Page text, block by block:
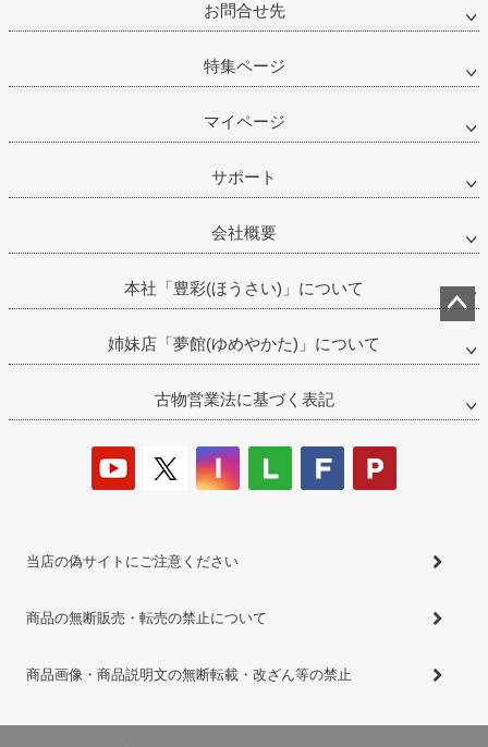
ジト
お問合せ先
特集ページ
マイページ
サポート
会社概要
本社「豊彩(ほうさい)」について
姉妹店「夢館(ゆめやかた)」について
古物営業法に基づく表記
当店の偽サイトにご注意ください
商品の無断販売・転売の禁止について
商品画像・商品説明文の無断転載・改ざん等の禁止